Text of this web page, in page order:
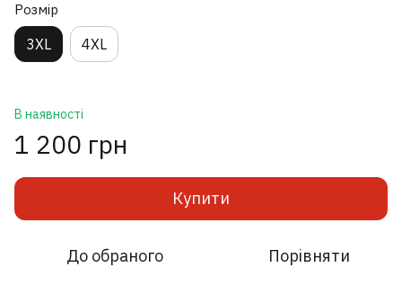
Розмір
3XL 4XL
В наявності
1 200 грн
Купити
До обраного Порівняти